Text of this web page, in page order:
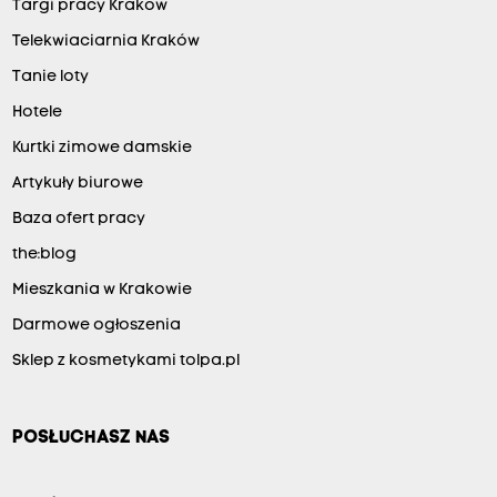
Targi pracy Kraków
Telekwiaciarnia Kraków
Tanie loty
Hotele
Kurtki zimowe damskie
Artykuły biurowe
Baza ofert pracy
the:blog
Mieszkania w Krakowie
Darmowe ogłoszenia
Sklep z kosmetykami tolpa.pl
POSŁUCHASZ NAS